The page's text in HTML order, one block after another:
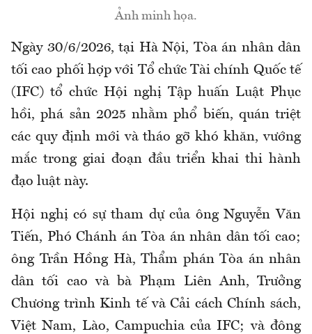
Ảnh minh họa.
Ngày 30/6/2026, tại Hà Nội, Tòa án nhân dân
tối cao phối hợp với Tổ chức Tài chính Quốc tế
(IFC) tổ chức Hội nghị Tập huấn Luật Phục
hồi, phá sản 2025 nhằm phổ biến, quán triệt
các quy định mới và tháo gỡ khó khăn, vướng
mắc trong giai đoạn đầu triển khai thi hành
đạo luật này.
Hội nghị có sự tham dự của ông Nguyễn Văn
Tiến, Phó Chánh án Tòa án nhân dân tối cao;
ông Trần Hồng Hà, Thẩm phán Tòa án nhân
dân tối cao và bà Phạm Liên Anh, Trưởng
Chương trình Kinh tế và Cải cách Chính sách,
Việt Nam, Lào, Campuchia của IFC; và đông